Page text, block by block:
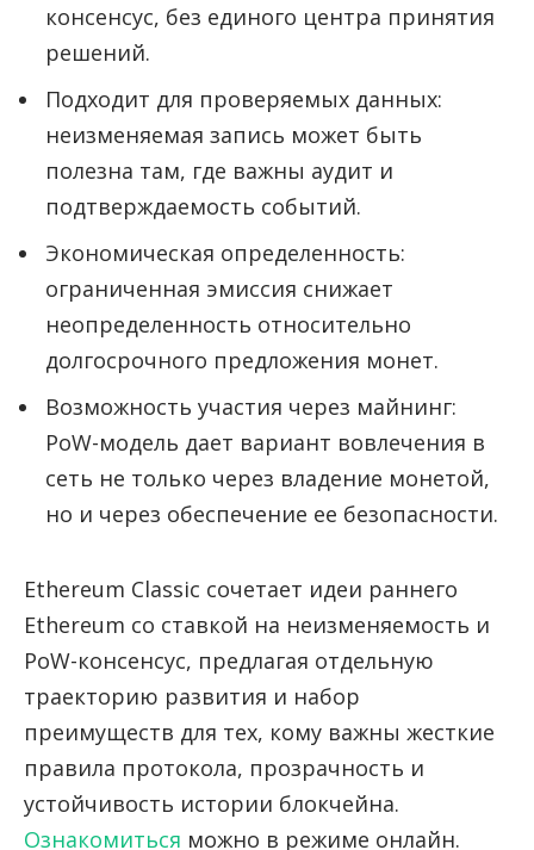
консенсус, без единого центра принятия
решений.
Подходит для проверяемых данных:
неизменяемая запись может быть
полезна там, где важны аудит и
подтверждаемость событий.
Экономическая определенность:
ограниченная эмиссия снижает
неопределенность относительно
долгосрочного предложения монет.
Возможность участия через майнинг:
PoW-модель дает вариант вовлечения в
сеть не только через владение монетой,
но и через обеспечение ее безопасности.
Ethereum Classic сочетает идеи раннего
Ethereum со ставкой на неизменяемость и
PoW-консенсус, предлагая отдельную
траекторию развития и набор
преимуществ для тех, кому важны жесткие
правила протокола, прозрачность и
устойчивость истории блокчейна.
Ознакомиться можно в режиме онлайн.